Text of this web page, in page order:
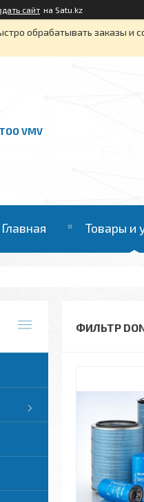
сайт на Satu.kz
обрабатывать заказы и
ТОО VMV
Главная Товары и
ФИЛЬТР